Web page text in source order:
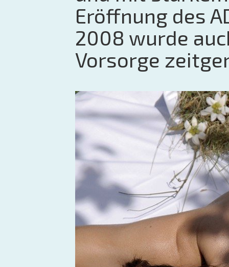
Eröffnung des
2008 wurde
Vorsorge